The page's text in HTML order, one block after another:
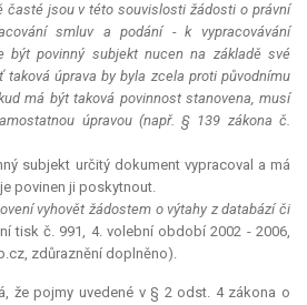
časté jsou v této souvislosti žádosti o právní
smluv a podání - k vypracovávání
být povinný subjekt nucen na základě své
taková úprava by byla zcela proti původnímu
má být taková povinnost stanovena, musí
úpravou (např. § 139 zákona č.
subjekt určitý dokument vypracoval a má
povinen ji poskytnout.
vyhovět žádostem o výtahy z databází či
tisk č. 991, 4. volební období 2002 - 2006,
zdůraznění doplněno).
že pojmy uvedené v § 2 odst. 4 zákona o